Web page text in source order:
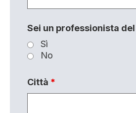
Sei un professionista
Sì
No
Città *